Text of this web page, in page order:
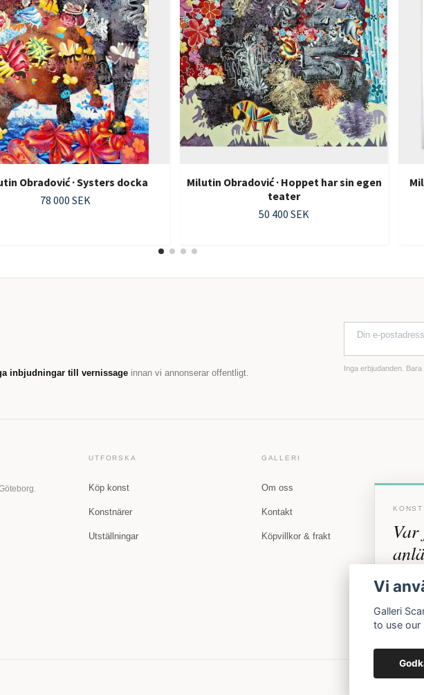
Obradović · Systers docka
78 000 SEK
Milutin Obradović · Hoppet har sin egen
teater
50 400 SEK
inbjudningar till vernissage innan vi annonserar offentligt. Inga erbjudanden.
UTFORSKA
Köp konst
Konstnärer
Utställningar
GALLERI
Om oss
Kontakt
Köpvillkor & frakt
Vi
Galleri
to use our